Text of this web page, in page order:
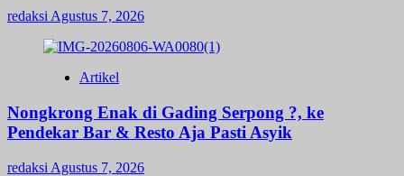
redaksi Agustus 7, 2026
Artikel
Nongkrong Enak di Gading Serpong ?, ke
Pendekar Bar & Resto Aja Pasti Asyik
redaksi Agustus 7, 2026